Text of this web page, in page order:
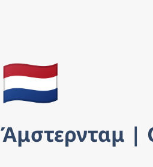
🇳🇱
Άμστερνταμ |